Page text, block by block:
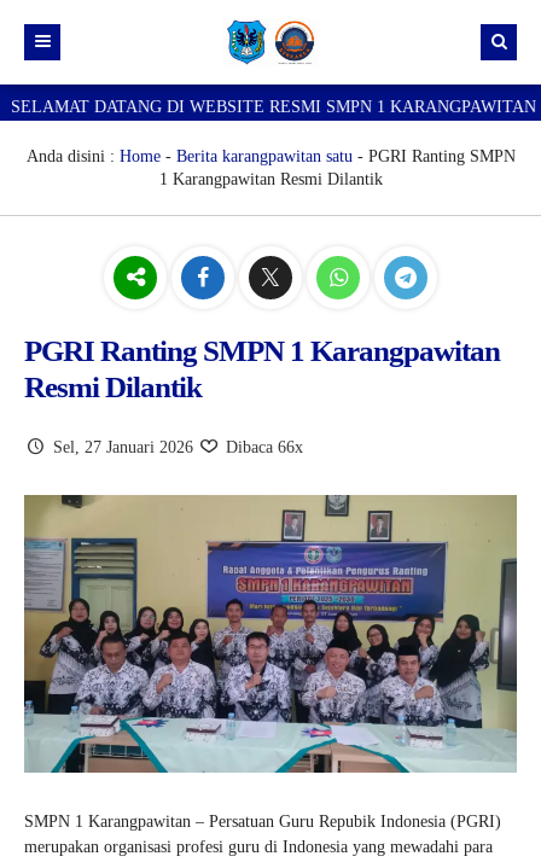
Beranda
Berkarsa
Lidah (Liputan dalam sekolah)
Lurah (Liputan luar sekolah)
Gumelis (Guru menulis)
Visi Misi dan Tujuan Sekolah
Staff TU dan kepegawaian
DATANG DI WEBSITE RESMI SMPN 1 KARANGPAWITAN
Anda disini : Home- Berita karangpawitan satu- PGRI Ranting SMPN
1 Karangpawitan Resmi Dilantik
PGRI Ranting SMPN 1 Karangpawitan
Resmi Dilantik
Sel, 27 Januari 2026 Dibaca 66x
SMPN 1 Karangpawitan – Persatuan Guru Repubik Indonesia (PGRI)
merupakan organisasi profesi guru di Indonesia yang mewadahi para